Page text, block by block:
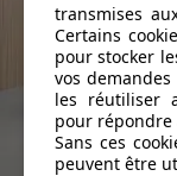
transmises
Certains
pour stocker
vos
les réutiliser
pour répondre
Sans ces
peuvent être